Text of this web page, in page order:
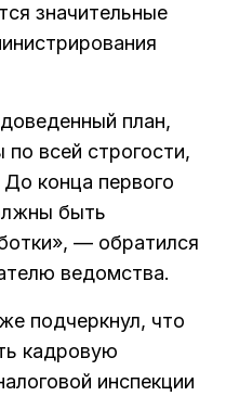
значительные
план,
всей строгости,
конца первого
быть
— обратился
ведомства.
подчеркнул, что
кадровую
инспекции